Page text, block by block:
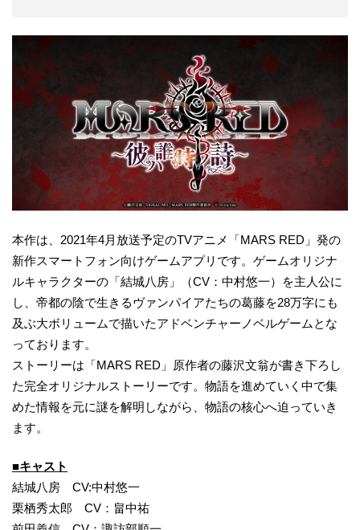
本作は、2021年4月放送予定のTVアニメ「MARS RED」発の
新作スマートフォン向けゲームアプリです。ゲームオリジナ
ルキャラクターの「結城八房」（CV：中村悠一）を主人公に
し、帝都の陰で生きるヴァンパイアたちの葛藤を28万字にも
及ぶ大ボリュームで描いたアドベンチャーノベルゲームとな
っております。
ストーリーは「MARS RED」原作者の藤沢文翁が書き下ろし
た完全オリジナルストーリーです。物語を進めていく中で集
めた情報を元に謎を解明しながら、物語の核心へ迫っていき
ます。
■キャスト
結城八房 CV:中村悠一
栗栖秀太郎 CV：畠中祐